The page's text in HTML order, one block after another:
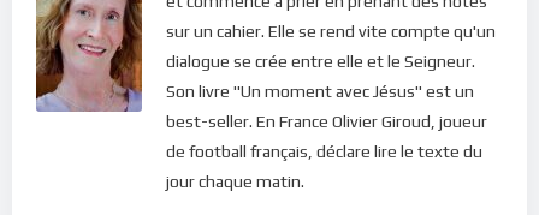
Aujourd’hui, le Seigneur nous demande donc de quitter nos
rêves futuristes et de le rejoindre dans sa présence. Chaque
instant que nous passons sur la terre ne saurait être joyeuse
sans l’onction divine. Alors le secret de la joie, la voici : prendre
conscience que Dieu nous aime infiniment. Et qu’il nous
attend impatiemment dans le moment présent. Il nous invite
à venir à Lui, le coeur dégagé, pour le remplir de sa joie.
sur un cahier. Elle se rend vite compte qu'un
dialogue se crée entre elle et le Seigneur.
Son livre "Un moment avec Jésus" est un
best-seller. En France Olivier Giroud, joueur
de football français, déclare lire le texte du
jour chaque matin.